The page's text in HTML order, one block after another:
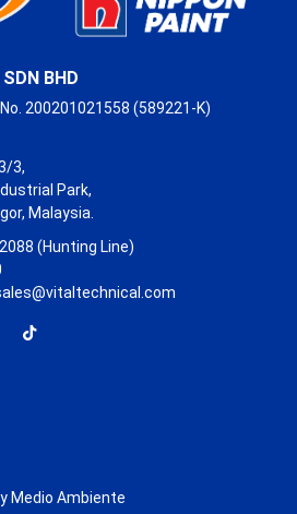
BHD
200201021558 (589221-K)
3,
Park,
Malaysia.
(Hunting Line)
Medio Ambiente